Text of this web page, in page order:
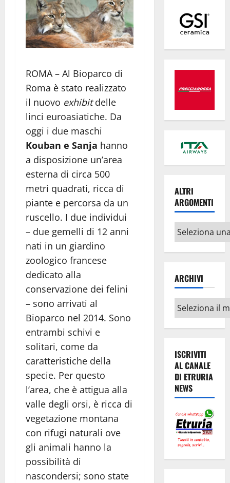
ROMA – Al Bioparco di
Roma è stato realizzato
il nuovo exhibitdelle
linci euroasiatiche. Da
oggi i due maschi
Kouban e Sanja hanno
a disposizione un’area
esterna di circa 500
metri quadrati, ricca di
piante e percorsa da un
ruscello. I due individui
– due gemelli di 12 anni
nati in un giardino
zoologico francese
dedicato alla
conservazione dei felini
– sono arrivati al
Bioparco nel 2014. Sono
entrambi schivi e
solitari, come da
caratteristiche della
specie. Per questo
l’area, che è attigua alla
valle degli orsi, è ricca di
vegetazione montana
con rifugi naturali ove
gli animali hanno la
possibilità di
nascondersi; sono state
ALTRI
ARGOMENTI
Altri
argomenti
ARCHIVI
Archivi
ISCRIVITI
AL CANALE
DI ETRURIA
NEWS